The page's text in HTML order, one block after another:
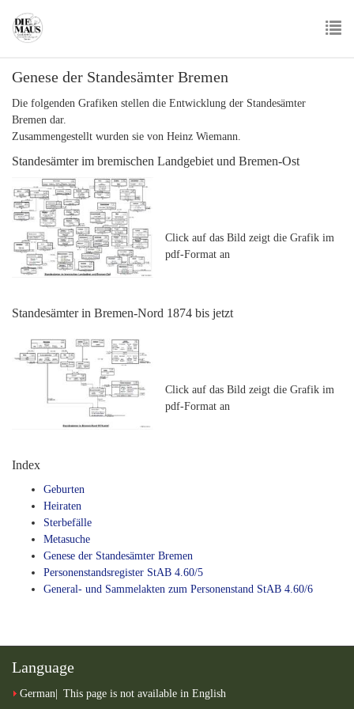
main
Genese der Standesämter Bremen
Die folgenden Grafiken stellen die Entwicklung der Standesämter
Bremen dar.
Zusammengestellt wurden sie von Heinz Wiemann.
Standesämter im bremischen Landgebiet und Bremen-Ost
Click auf das Bild zeigt die Grafik im
pdf-Format an
Standesämter in Bremen-Nord 1874 bis jetzt
Click auf das Bild zeigt die Grafik im
pdf-Format an
Index
Geburten
Heiraten
Sterbefälle
Metasuche
Genese der Standesämter Bremen
Personenstandsregister StAB 4.60/5
General- und Sammelakten zum Personenstand StAB 4.60/6
Language
German This page is not available in English